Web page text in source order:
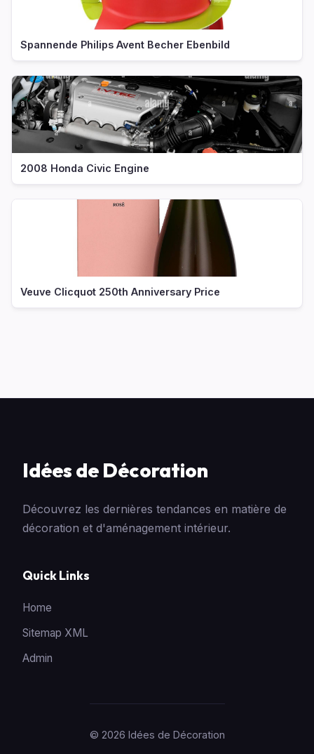
Spannende Philips Avent Becher Ebenbild
2008 Honda Civic Engine
Veuve Clicquot 250th Anniversary Price
Idées de Décoration
Découvrez les dernières tendances en matière de
décoration et d'aménagement intérieur.
Quick Links
Home
Sitemap XML
Admin
© 2026 Idées de Décoration